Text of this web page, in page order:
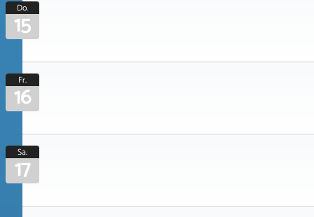
Do.
15
Fr.
16
Sa.
17